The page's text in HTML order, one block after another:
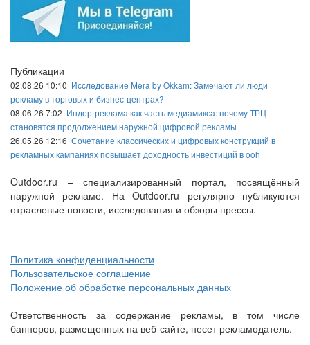
Публикации
02.08.26 10:10 Исследование Mera by Okkam: Замечают ли люди
рекламу в торговых и бизнес-центрах?
08.06.26 7:02 Индор-реклама как часть медиамикса: почему ТРЦ
становятся продолжением наружной цифровой рекламы
26.05.26 12:16 Сочетание классических и цифровых конструкций в
рекламных кампаниях повышает доходность инвестиций в ooh
Outdoor.ru – специализированный портал, посвящённый
наружной рекламе. На Outdoor.ru регулярно публикуются
отраслевые новости, исследования и обзоры прессы.
Политика конфиденциальности
Пользовательское соглашение
Положение об обработке персональных данных
Ответственность за содержание рекламы, в том числе
баннеров, размещенных на веб-сайте, несет рекламодатель.